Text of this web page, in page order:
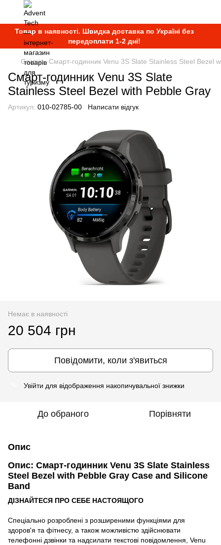
Товар в наявності. Швидка доставка по Україні без
передоплати 1-2 дні!
Garmin Смарт-годинник Venu 3S Slate Stainless Steel Bezel
Смарт-годинник Venu 3S Slate
Stainless Steel Bezel with Pebble Gray
Артикул: 010-02785-00 Написати відгук
Немає в наявності
20 504 грн
Повідомити, коли з'явиться
Увійти для відображення накопичувальної знижки
До обраного Порівняти
Опис
Опис: Смарт-годинник Venu 3S Slate Stainless
Steel Bezel with Pebble Gray Case and Silicone
Band
ДІЗНАЙТЕСЯ ПРО СЕБЕ НАСТОЯЩОГО
Спеціально розроблені з розширеними функціями для
здоров'я та фітнесу, а також можливістю здійснювати
телефонні дзвінки та надсилати текстові повідомлення, Venu